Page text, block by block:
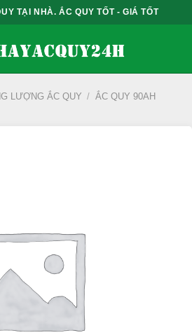
TẠI NHÀ. ẮC QUY TỐT - GIÁ TỐT
LƯỢNG ẮC QUY / ẮC QUY 90AH